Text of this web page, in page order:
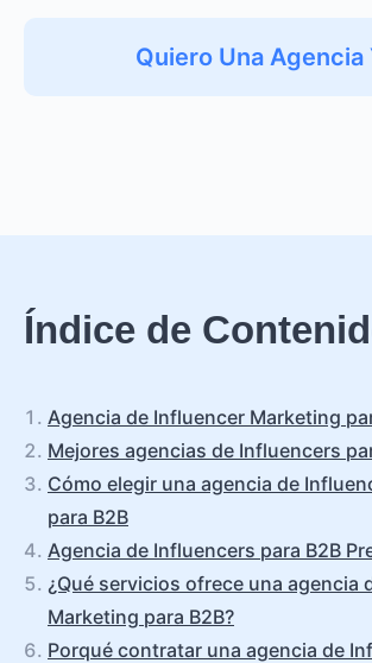
Quiero Una Agencia
Índice de
Agencia de Influencer Marketing
Mejores agencias de Influencers
Cómo elegir una agencia de
para B2B
Agencia de Influencers para B2B
¿Qué servicios ofrece una agencia
Marketing para B2B?
Porqué contratar una agencia de